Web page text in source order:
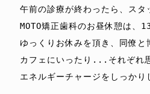
午前の診療が終わったら、スタ
MOTO矯正歯科のお昼休憩は、
ゆっくりお休みを頂き、同僚と
カフェにいったり...それぞれ
エネルギーチャージをしっかり